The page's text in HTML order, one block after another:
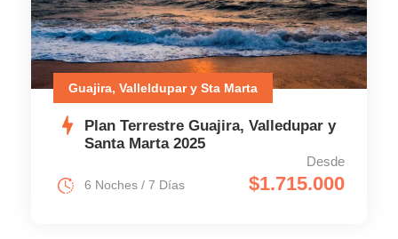
Guajira, Valleldupar y Sta Marta
Plan Terrestre Guajira, Valledupar y
Santa Marta 2025
Desde
$1.715.000
6 Noches / 7 Días